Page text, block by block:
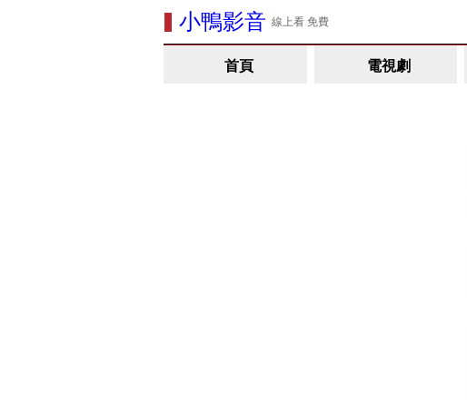
小鴨影音 線上看 免費
首頁 電視劇